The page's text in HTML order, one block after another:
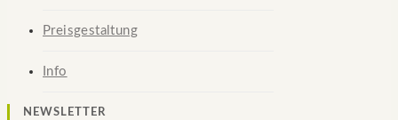
Preisgestaltung
Info
NEWSLETTER